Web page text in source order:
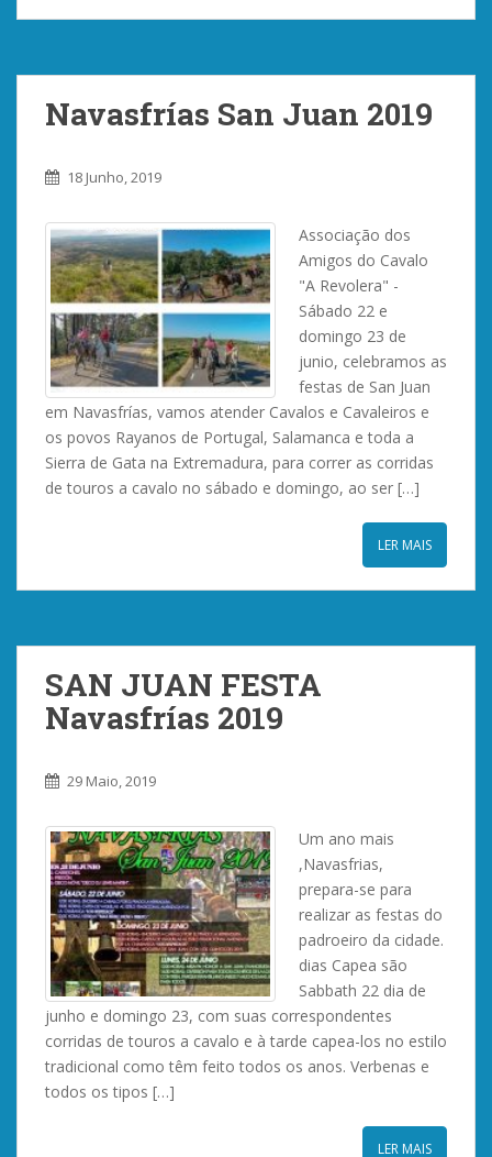
Navasfrías San Juan 2019
18 Junho, 2019
Associação dos
Amigos do Cavalo
"A Revolera" -
Sábado 22 e
domingo 23 de
junio, celebramos as
festas de San Juan
em Navasfrías, vamos atender Cavalos e Cavaleiros e
os povos Rayanos de Portugal, Salamanca e toda a
Sierra de Gata na Extremadura, para correr as corridas
de touros a cavalo no sábado e domingo, ao ser […]
LER MAIS
SAN JUAN FESTA
Navasfrías 2019
29 Maio, 2019
Um ano mais
,Navasfrias,
prepara-se para
realizar as festas do
padroeiro da cidade.
dias Capea são
Sabbath 22 dia de
junho e domingo 23, com suas correspondentes
corridas de touros a cavalo e à tarde capea-los no estilo
tradicional como têm feito todos os anos. Verbenas e
todos os tipos […]
LER MAIS